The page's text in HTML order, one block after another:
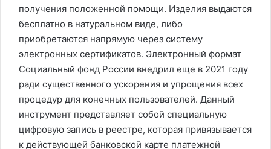
получения положенной помощи. Изделия выдаются
бесплатно в натуральном виде, либо
приобретаются напрямую через систему
электронных сертификатов. Электронный формат
Социальный фонд России внедрил еще в 2021 году
ради существенного ускорения и упрощения всех
процедур для конечных пользователей. Данный
инструмент представляет собой специальную
цифровую запись в реестре, которая привязывается
к действующей банковской карте платежной